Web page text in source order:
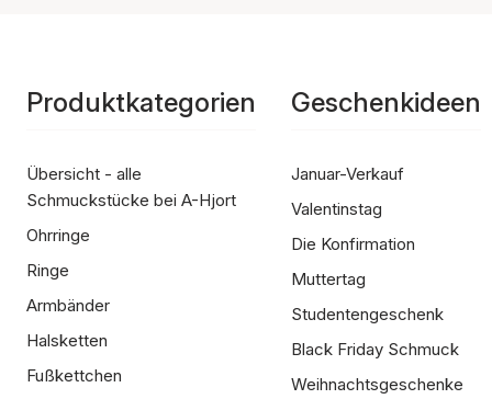
Produktkategorien
Übersicht - alle
Schmuckstücke bei A-Hjort
Ohrringe
Ringe
Armbänder
Halsketten
Fußkettchen
Geschenkideen
Januar-Verkauf
Valentinstag
Die Konfirmation
Muttertag
Studentengeschenk
Black Friday Schmuck
Weihnachtsgeschenke